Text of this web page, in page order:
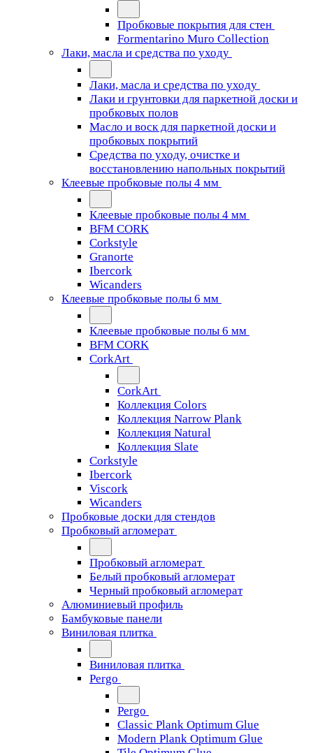
Пробковые покрытия для стен
Formentarino Muro Collection
Лаки, масла и средства по уходу
Лаки, масла и средства по уходу
Лаки и грунтовки для паркетной доски и
пробковых полов
Масло и воск для паркетной доски и
пробковых покрытий
Средства по уходу, очистке и
восстановлению напольных покрытий
Клеевые пробковые полы 4 мм
Клеевые пробковые полы 4 мм
BFM CORK
Corkstyle
Granorte
Ibercork
Wicanders
Клеевые пробковые полы 6 мм
Клеевые пробковые полы 6 мм
BFM CORK
CorkArt
CorkArt
Коллекция Colors
Коллекция Narrow Plank
Коллекция Natural
Коллекция Slate
Corkstyle
Ibercork
Viscork
Wicanders
Пробковые доски для стендов
Пробковый агломерат
Пробковый агломерат
Белый пробковый агломерат
Черный пробковый агломерат
Алюминиевый профиль
Бамбуковые панели
Виниловая плитка
Виниловая плитка
Pergo
Pergo
Classic Plank Optimum Glue
Modern Plank Optimum Glue